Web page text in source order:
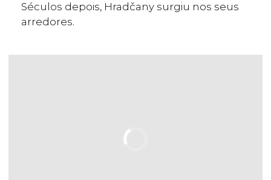
Séculos depois, Hradčany surgiu nos seus
arredores.